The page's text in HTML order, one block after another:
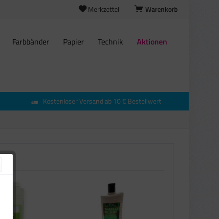
Warenkorb
Merkzettel
Farbbänder Papier Technik Aktionen
Kostenloser Versand ab 10 € Bestellwert